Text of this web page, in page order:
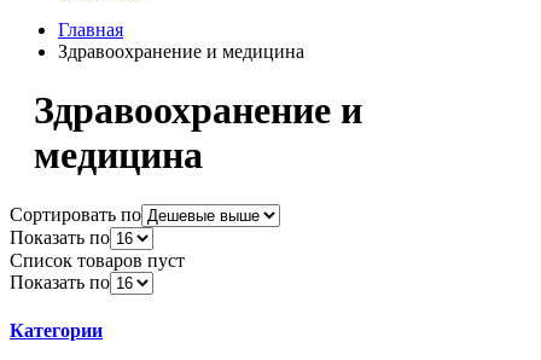
Главная
Здравоохранение и медицина
Здравоохранение и
медицина
Сортировать по
Показать по
Список товаров пуст
Показать по
Категории